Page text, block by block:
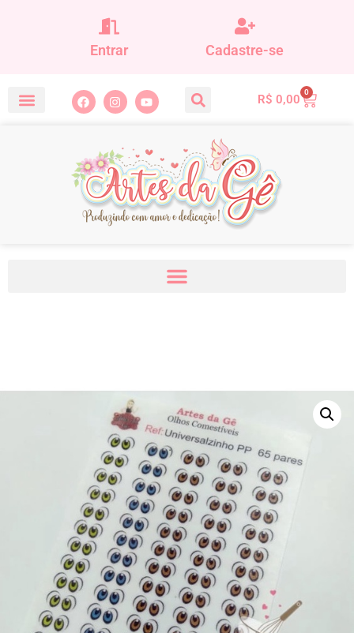
Entrar Cadastre-se
R$ 0,00
0